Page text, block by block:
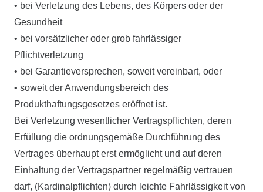
• bei Verletzung des Lebens, des Körpers oder der
Gesundheit
• bei vorsätzlicher oder grob fahrlässiger
Pflichtverletzung
• bei Garantieversprechen, soweit vereinbart, oder
• soweit der Anwendungsbereich des
Produkthaftungsgesetzes eröffnet ist.
Bei Verletzung wesentlicher Vertragspflichten, deren
Erfüllung die ordnungsgemäße Durchführung des
Vertrages überhaupt erst ermöglicht und auf deren
Einhaltung der Vertragspartner regelmäßig vertrauen
darf, (Kardinalpflichten) durch leichte Fahrlässigkeit von